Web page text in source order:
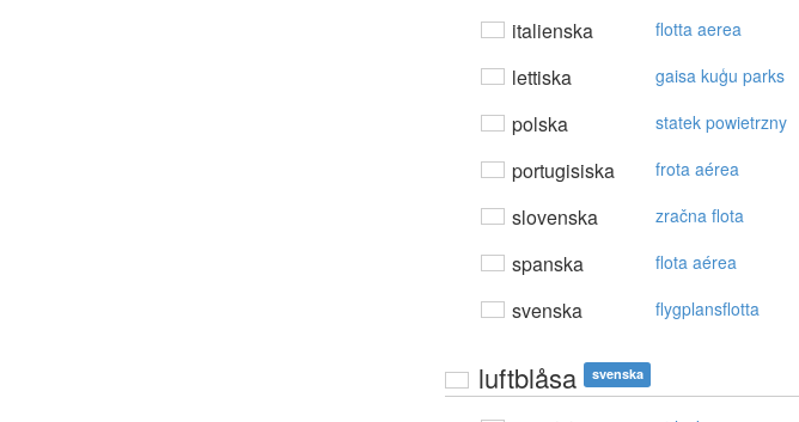
italienska flotta aerea
lettiska gaisa kuģu parks
polska statek powietrzny
portugisiska frota aérea
slovenska zračna flota
spanska flota aérea
svenska flygplansflotta
luftblåsa svenska